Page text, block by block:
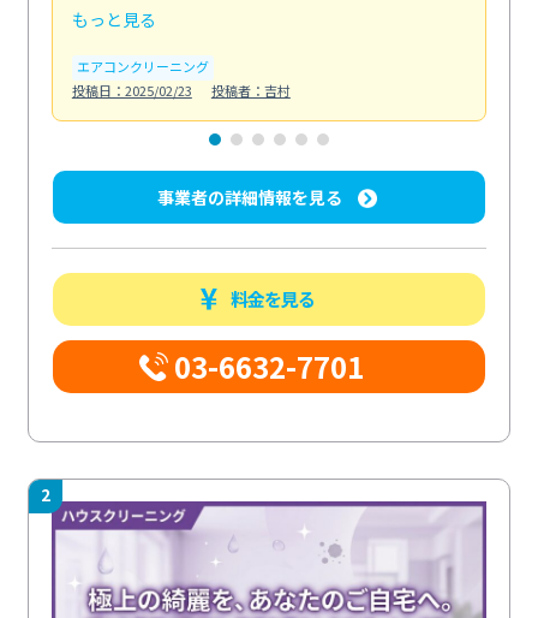
もっと見る
エアコンクリーニング
投稿日：2025/02/23
投稿者：吉村
事業者の詳細情報を見る
料金を見る
03-6632-7701
2